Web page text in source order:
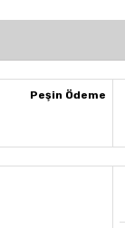
Peşin Ödeme